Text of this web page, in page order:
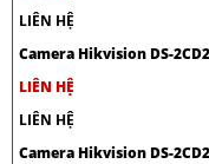
LIÊN HỆ
Camera Hikvision DS-
LIÊN HỆ
LIÊN HỆ
Camera Hikvision DS-